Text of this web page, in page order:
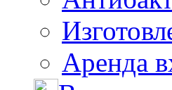
Аренда